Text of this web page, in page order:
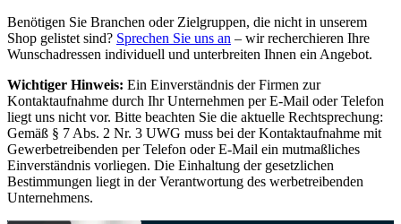
Benötigen Sie Branchen oder Zielgruppen, die nicht in unserem
Shop gelistet sind? Sprechen Sie uns an – wir recherchieren Ihre
Wunschadressen individuell und unterbreiten Ihnen ein Angebot.
Wichtiger Hinweis: Ein Einverständnis der Firmen zur
Kontaktaufnahme durch Ihr Unternehmen per E-Mail oder Telefon
liegt uns nicht vor. Bitte beachten Sie die aktuelle Rechtsprechung:
Gemäß § 7 Abs. 2 Nr. 3 UWG muss bei der Kontaktaufnahme mit
Gewerbetreibenden per Telefon oder E-Mail ein mutmaßliches
Einverständnis vorliegen. Die Einhaltung der gesetzlichen
Bestimmungen liegt in der Verantwortung des werbetreibenden
Unternehmens.